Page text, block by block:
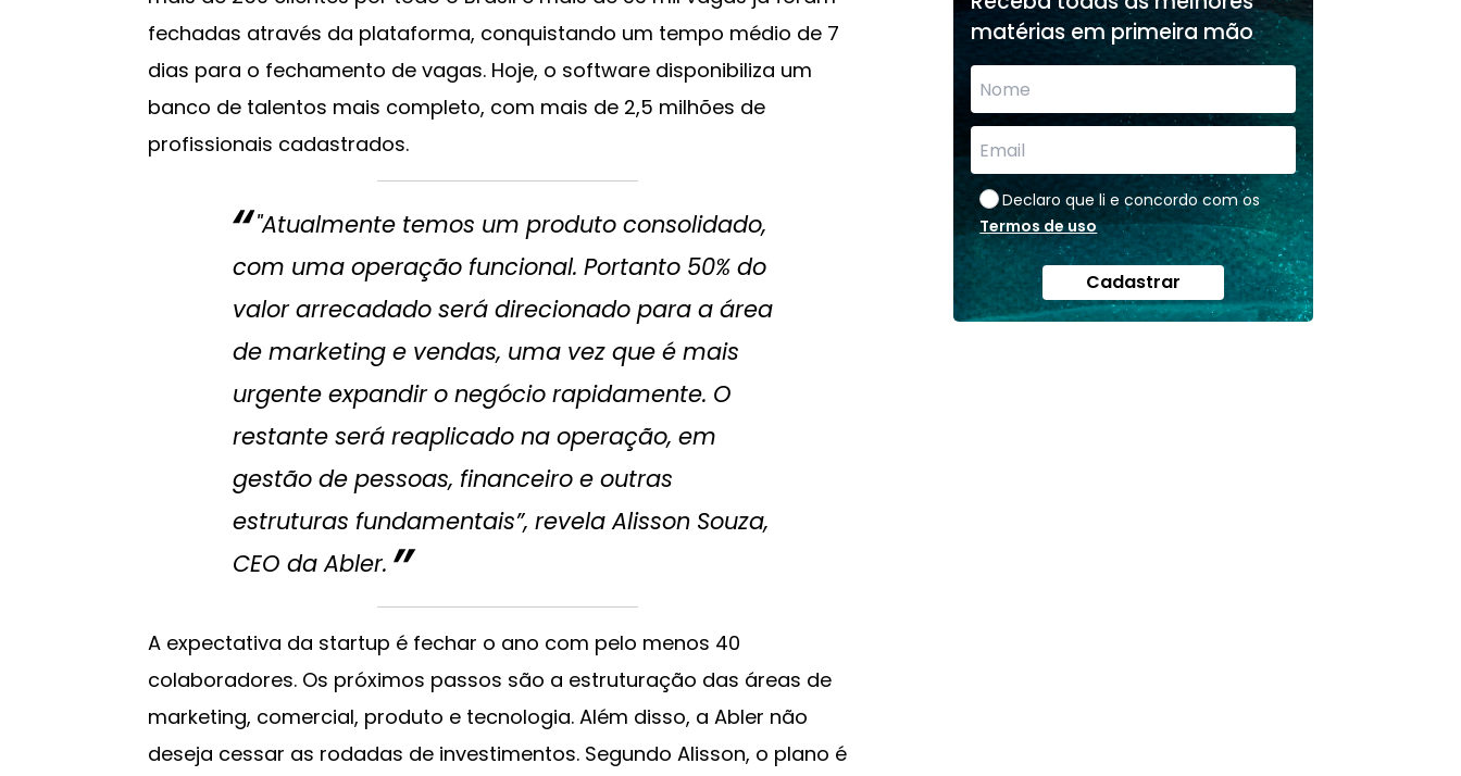
fechadas através da plataforma, conquistando um tempo médio de 7
dias para o fechamento de vagas. Hoje, o software disponibiliza um
banco de talentos mais completo, com mais de 2,5 milhões de
profissionais cadastrados.
"Atualmente temos um produto consolidado,
com uma operação funcional. Portanto 50% do
valor arrecadado será direcionado para a área
de marketing e vendas, uma vez que é mais
urgente expandir o negócio rapidamente. O
restante será reaplicado na operação, em
gestão de pessoas, financeiro e outras
estruturas fundamentais”, revela Alisson Souza,
CEO da Abler.
A expectativa da startup é fechar o ano com pelo menos 40
colaboradores. Os próximos passos são a estruturação das áreas de
marketing, comercial, produto e tecnologia. Além disso, a Abler não
deseja cessar as rodadas de investimentos. Segundo Alisson, o plano é
matérias em primeira mão
Declaro que li e concordo com os
Termos de uso
Cadastrar